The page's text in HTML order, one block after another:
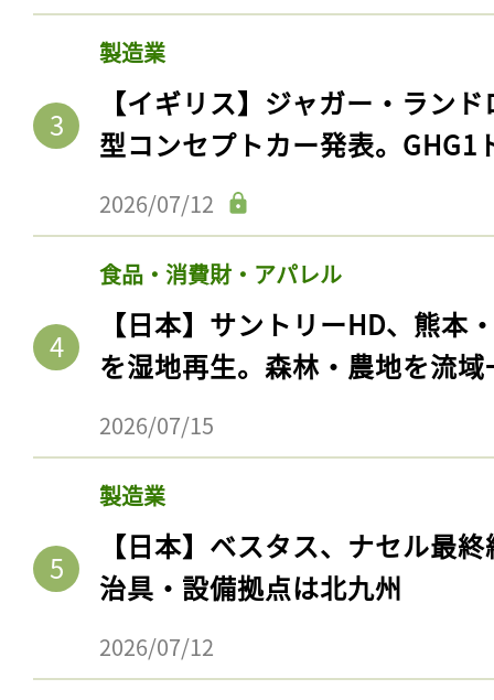
製造業
【イギリス】ジャガー・ラン
型コンセプトカー発表。GHG1
2026/07/12
食品・消費財・アパレル
【日本】サントリーHD、熊本
を湿地再生。森林・農地を流
2026/07/15
製造業
【日本】ベスタス、ナセル最
治具・設備拠点は北九州
2026/07/12